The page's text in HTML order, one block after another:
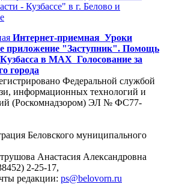
- Кузбассе" в г. Белово и
Интернет-приемная Уроки
приложение "Заступник". Помощь
в MAX Голосование за
города
Федеральной службой
информационных технологий и
(Роскомнадзором) ЭЛ № ФС77-
Беловского муниципального
Анастасия Александровна
2-25-17,
редакции: ps@belovorn.ru